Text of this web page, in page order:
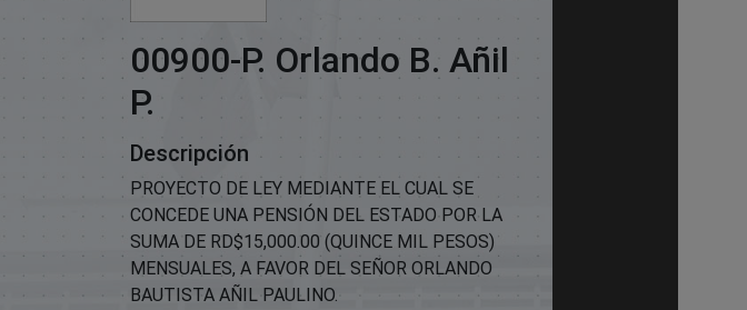
00900-P. Orlando B. Añil
P.
Descripción
PROYECTO DE LEY MEDIANTE EL CUAL SE
CONCEDE UNA PENSIÓN DEL ESTADO POR LA
SUMA DE RD$15,000.00 (QUINCE MIL PESOS)
MENSUALES, A FAVOR DEL SEÑOR ORLANDO
BAUTISTA AÑIL PAULINO.